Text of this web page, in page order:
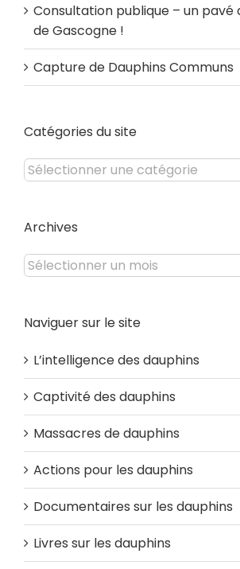
Consultation publique – un pavé
de Gascogne !
Capture de Dauphins Communs
Catégories du site
Catégories
du
Archives
Archives
Naviguer sur le site
L’intelligence des dauphins
Captivité des dauphins
Massacres de dauphins
Actions pour les dauphins
Documentaires sur les dauphins
Livres sur les dauphins